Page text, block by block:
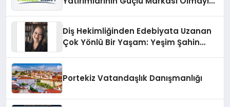
Diş Hekimliğinden Edebiyata Uzanan
Çok Yönlü Bir Yaşam: Yeşim Şahin
Portekiz Vatandaşlık Danışmanlığı